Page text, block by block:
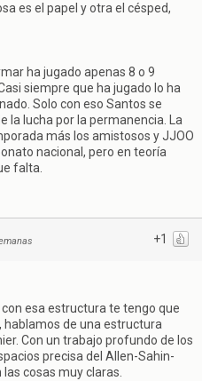
es el papel y otra el césped,
ha jugado apenas 8 o 9
siempre que ha jugado lo ha
Solo con eso Santos se
la lucha por la permanencia. La
más los amistosos y JJOO
nacional, pero en teoría
falta.
+1
esa estructura te tengo que
de una estructura
Con un trabajo profundo de los
precisa del Allen-Sahin-
cosas muy claras.